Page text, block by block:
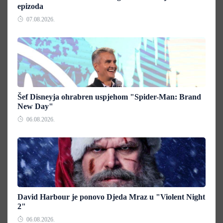
epizoda
07.08.2026.
Šef Disneyja ohrabren uspjehom "Spider-Man: Brand
New Day"
06.08.2026.
David Harbour je ponovo Djeda Mraz u "Violent Night
2"
06.08.2026.